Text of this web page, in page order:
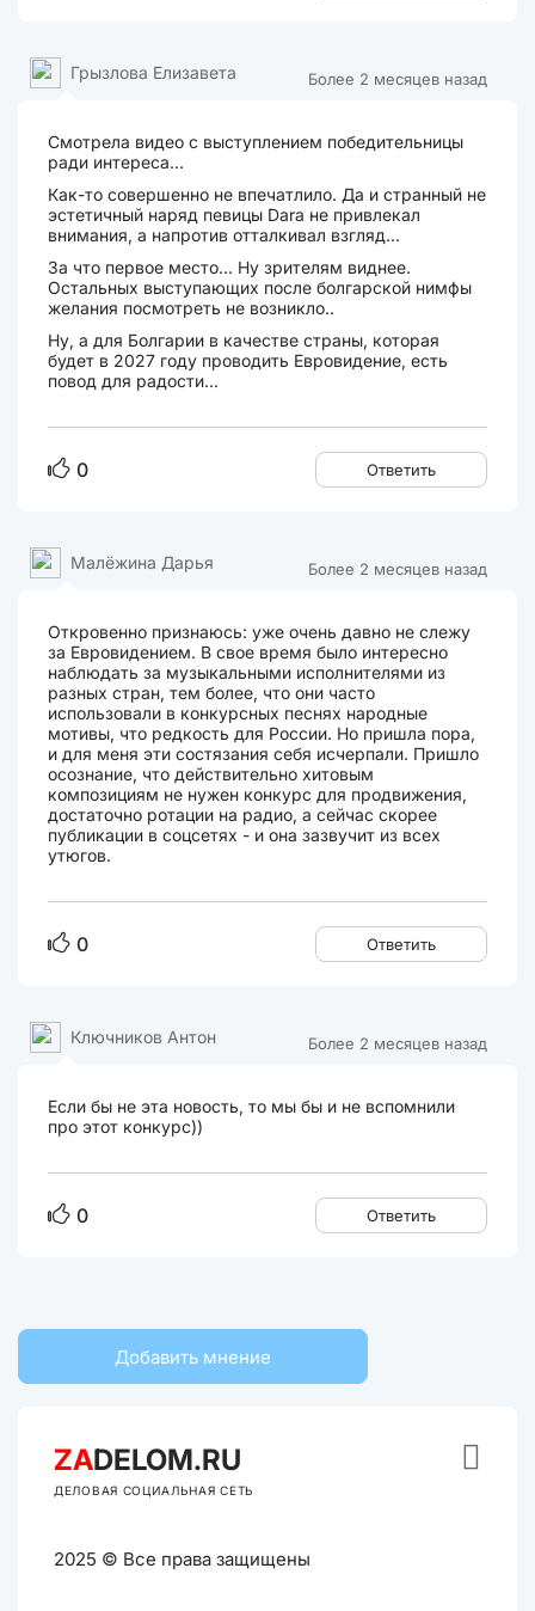
Более 2 месяцев назад
Грызлова Елизавета
Смотрела видео с выступлением победительницы
ради интереса...
Как-то совершенно не впечатлило. Да и странный не
эстетичный наряд певицы Dara не привлекал
внимания, а напротив отталкивал взгляд...
За что первое место... Ну зрителям виднее.
Остальных выступающих после болгарской нимфы
желания посмотреть не возникло..
Ну, а для Болгарии в качестве страны, которая
будет в 2027 году проводить Евровидение, есть
повод для радости...
0 Ответить
Более 2 месяцев назад
Малёжина Дарья
Откровенно признаюсь: уже очень давно не слежу
за Евровидением. В свое время было интересно
наблюдать за музыкальными исполнителями из
разных стран, тем более, что они часто
использовали в конкурсных песнях народные
мотивы, что редкость для России. Но пришла пора,
и для меня эти состязания себя исчерпали. Пришло
осознание, что действительно хитовым
композициям не нужен конкурс для продвижения,
достаточно ротации на радио, а сейчас скорее
публикации в соцсетях - и она зазвучит из всех
утюгов.
0 Ответить
Более 2 месяцев назад
Ключников Антон
Если бы не эта новость, то мы бы и не вспомнили
про этот конкурс))
0 Ответить
Добавить мнение
ZADELOM.RU
ДЕЛОВАЯ СОЦИАЛЬНАЯ СЕТЬ
2025 © Все права защищены
